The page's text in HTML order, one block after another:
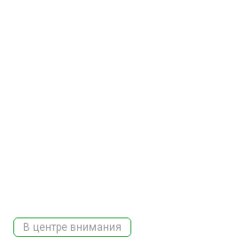
В центре внимания